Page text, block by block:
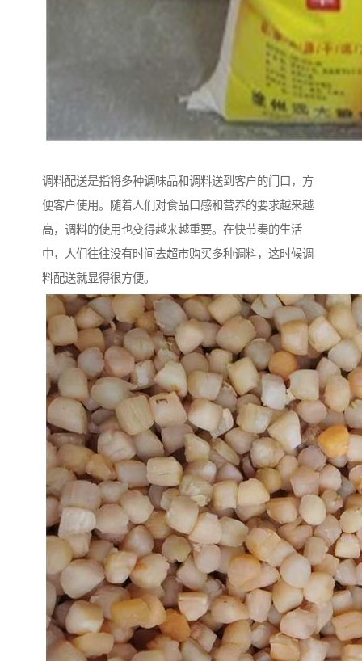
调料配送是指将多种调味品和调料送到客户的门口，方
便客户使用。随着人们对食品口感和营养的要求越来越
高，调料的使用也变得越来越重要。在快节奏的生活
中，人们往往没有时间去超市购买多种调料，这时候调
料配送就显得很方便。